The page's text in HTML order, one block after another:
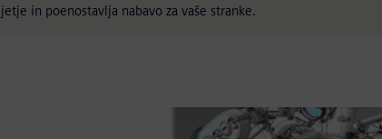
in poenostavlja nabavo za vaše stranke.